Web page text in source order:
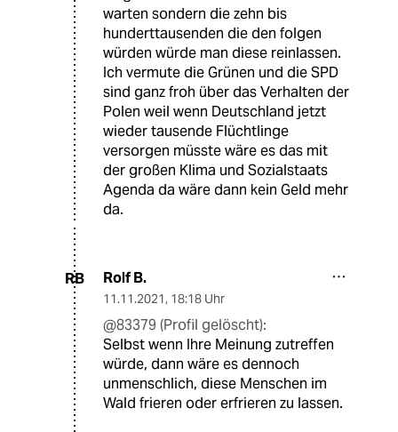
warten sondern die zehn bis
hunderttausenden die den folgen
würden würde man diese reinlassen.
Ich vermute die Grünen und die SPD
sind ganz froh über das Verhalten der
Polen weil wenn Deutschland jetzt
wieder tausende Flüchtlinge
versorgen müsste wäre es das mit
der großen Klima und Sozialstaats
Agenda da wäre dann kein Geld mehr
da.
RB Rolf B.
11.11.2021, 18:18 Uhr
@83379 (Profil gelöscht):
Selbst wenn Ihre Meinung zutreffen
würde, dann wäre es dennoch
unmenschlich, diese Menschen im
Wald frieren oder erfrieren zu lassen.